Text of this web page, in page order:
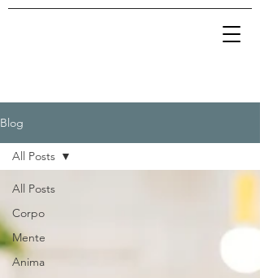
Blog
All Posts
Corpo
Mente
Anima
All Posts